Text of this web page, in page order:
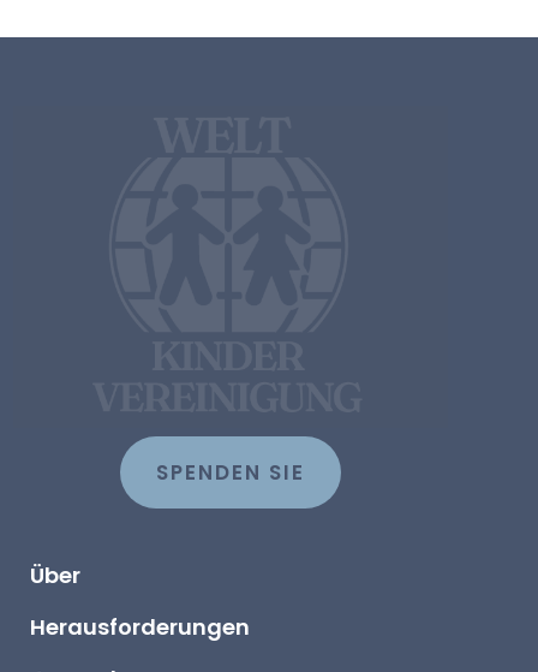
SPENDEN SIE
Über
Herausforderungen